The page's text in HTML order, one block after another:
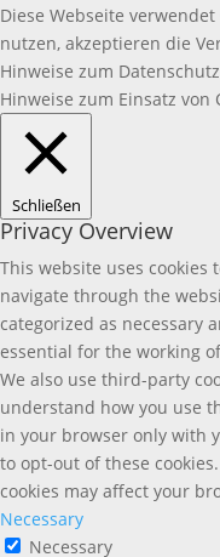
Diese Webseite
nutzen, akzeptieren die
Hinweise zum
Hinweise zum Einsatz von
Schließen
Privacy Overview
This website uses cookies
navigate through the
categorized as necessary
essential for the working
We also use third-party
understand how you use
in your browser only with
to opt-out of these
cookies may affect your
Necessary
Necessary